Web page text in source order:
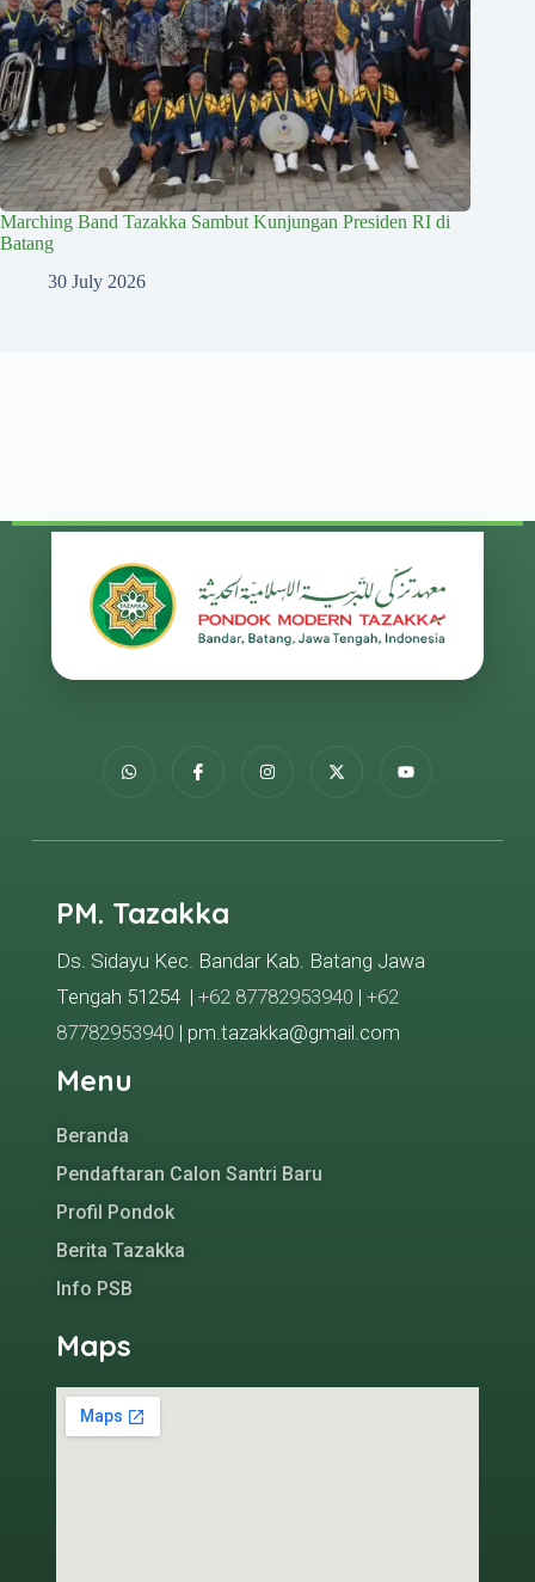
Marching Band Tazakka Sambut Kunjungan Presiden RI di
Batang
30 July 2026
PM. Tazakka
Ds. Sidayu Kec. Bandar Kab. Batang Jawa
Tengah 51254 | +62 87782953940 | +62
87782953940 | pm.tazakka@gmail.com
Menu
Beranda
Pendaftaran Calon Santri Baru
Profil Pondok
Berita Tazakka
Info PSB
Maps